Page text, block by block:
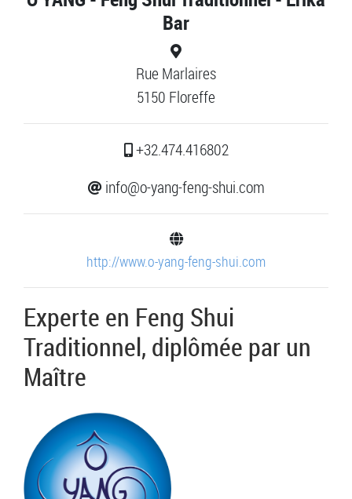
Bar
Rue Marlaires
5150 Floreffe
+32.474.416802
info@o-yang-feng-shui.com
http://www.o-yang-feng-shui.com
Experte en Feng Shui
Traditionnel, diplômée par un
Maître